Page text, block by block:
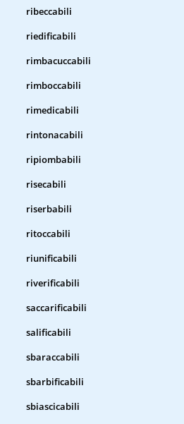
ribeccabili
riedificabili
rimbacuccabili
rimboccabili
rimedicabili
rintonacabili
ripiombabili
risecabili
riserbabili
ritoccabili
riunificabili
riverificabili
saccarificabili
salificabili
sbaraccabili
sbarbificabili
sbiascicabili